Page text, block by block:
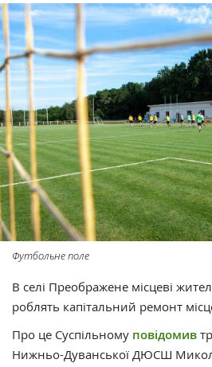
Футбольне поле
В селі Преображене місцеві
роблять капітальний ремонт
Про це Суспільному повідомив
Нижньо-Дуванської ДЮСШ